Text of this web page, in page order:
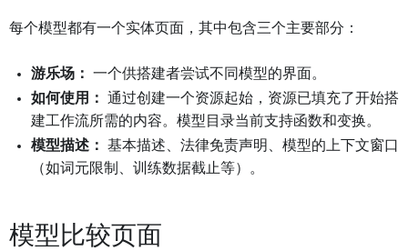
每个模型都有一个实体页面，其中包含三个主要部分：
游乐场：
一个供搭建者尝试不同模型的界面。
如何使用：
通过创建一个资源起始，资源已填充了开始搭
建工作流所需的内容。模型目录当前支持函数和变换。
模型描述：
基本描述、法律免责声明、模型的上下文窗口
（如词元限制、训练数据截止等）。
模型比较页面